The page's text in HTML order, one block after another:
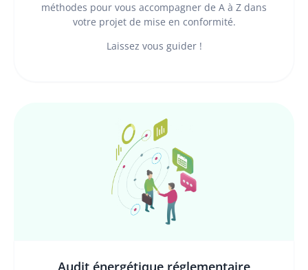
méthodes pour vous accompagner de A à Z dans
votre projet de mise en conformité.
Laissez vous guider !